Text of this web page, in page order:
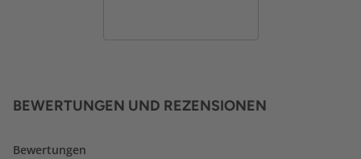
BEWERTUNGEN UND REZENSIONEN
Bewertungen